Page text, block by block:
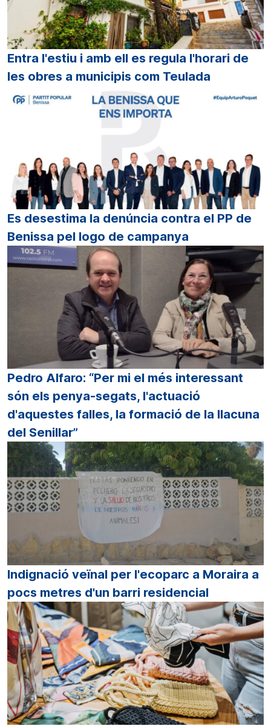
Entra l'estiu i amb ell es regula l'horari de
les obres a municipis com Teulada
Es desestima la denúncia contra el PP de
Benissa pel logo de campanya
Pedro Alfaro: “Per mi el més interessant
són els penya-segats, l'actuació
d'aquestes falles, la formació de la llacuna
del Senillar”
Indignació veïnal per l'ecoparc a Moraira a
pocs metres d'un barri residencial